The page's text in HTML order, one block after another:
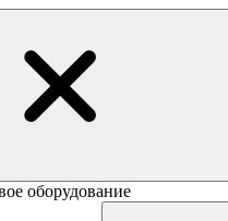
оборудование